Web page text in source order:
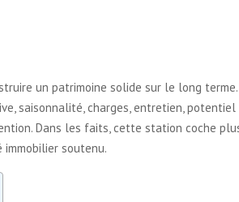
un patrimoine solide sur le long terme.
saisonnalité, charges, entretien, potentiel
Dans les faits, cette station coche
soutenu.